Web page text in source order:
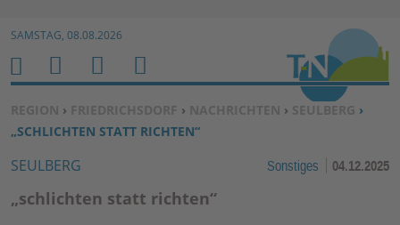
Zum Inhalt springen ↓
SAMSTAG, 08.08.2026
SIE BEFINDEN SICH HIER:
REGION › FRIEDRICHSDORF › NACHRICHTEN › SEULBERG ›
„SCHLICHTEN STATT RICHTEN“
SEULBERG Sonstiges 04.12.2025
„schlichten statt richten“
H
O
M
E
M
E
N
U
S
U
C
N
B
E
N
Z